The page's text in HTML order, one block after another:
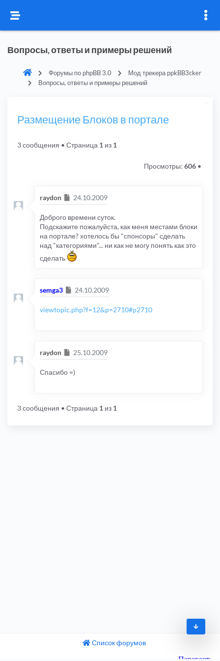
Вопросы, ответы и примеры решений
Форумы по phpBB 3.0
Мод трекера ppkBB3cker
Вопросы, ответы и примеры решений
Размещение Блоков в портале
3 сообщения • Страница 1 из 1
Просмотры: 606 •
raydon Сообщение
24.10.2009
Доброго времени суток.
Подскажите пожалуйста, как меня местами блоки
на портале? хотелось бы "спонсоры" сделать
над "категориями"... ни как не могу понять как это
сделать
semga3 Сообщение
24.10.2009
viewtopic.php?f=12&p=2710#p2710
raydon Сообщение
25.10.2009
Спасибо =)
3 сообщения • Страница 1 из 1
Список форумов